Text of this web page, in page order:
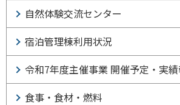
自然体験交流センター
宿泊管理棟利用状況
令和7年度主催事業 開催予定・実
食事・食材・燃料